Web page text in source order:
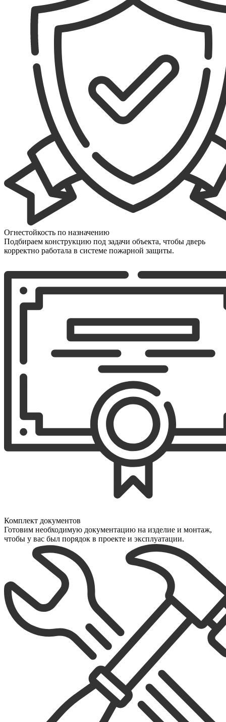
Огнестойкость по назначению
Подбираем конструкцию под задачи объекта, чтобы дверь
корректно работала в системе пожарной защиты.
Комплект документов
Готовим необходимую документацию на изделие и монтаж,
чтобы у вас был порядок в проекте и эксплуатации.